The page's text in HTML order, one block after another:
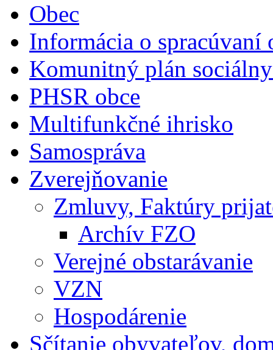
Obec
Informácia o spracúvaní
Komunitný plán
PHSR obce
Multifunkčné ihrisko
Samospráva
Zverejňovanie
Zmluvy, Faktúry
Archív FZO
Verejné obstarávanie
VZN
Hospodárenie
Sčítanie obyvateľov,